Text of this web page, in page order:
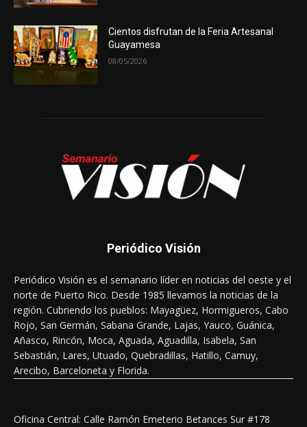
Cientos disfrutan de la Feria Artesanal
Guayamesa
08/05/2026
Periódico Visión
Periódico Visión es el semanario líder en noticias del oeste y el
norte de Puerto Rico. Desde 1985 llevamos la noticias de la
región. Cubriendo los pueblos: Mayagüez, Hormigueros, Cabo
Rojo, San Germán, Sabana Grande, Lajas, Yauco, Guánica,
Añasco, Rincón, Moca, Aguada, Aguadilla, Isabela, San
Sebastián, Lares, Utuado, Quebradillas, Hatillo, Camuy,
Arecibo, Barceloneta y Florida.
Oficina Central: Calle Ramón Emeterio Betances Sur #178